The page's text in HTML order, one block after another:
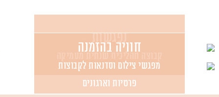
נפגשות
קבוצה תהליכית שנתית מעמיקה
חוויה בהזמנה
מפגשי צילום וסדנאות לקבוצות
פרטיות וארגונים